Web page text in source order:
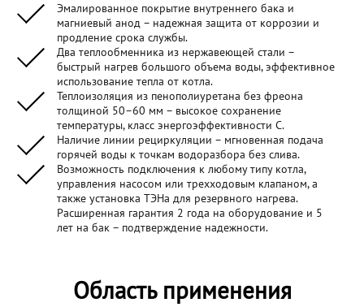
Эмалированное покрытие внутреннего бака и
магниевый анод – надежная защита от коррозии и
продление срока службы.
Два теплообменника из нержавеющей стали –
быстрый нагрев большого объема воды, эффективное
использование тепла от котла.
Теплоизоляция из пенополиуретана без фреона
толщиной 50–60 мм – высокое сохранение
температуры, класс энергоэффективности С.
Наличие линии рециркуляции – мгновенная подача
горячей воды к точкам водоразбора без слива.
Возможность подключения к любому типу котла,
управления насосом или трехходовым клапаном, а
также установка ТЭНа для резервного нагрева.
Расширенная гарантия 2 года на оборудование и 5
лет на бак – подтверждение надежности.
Область применения